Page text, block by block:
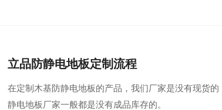
立品防静电地板定制流程
在定制木基防静电地板的产品，我们厂家是没有现货
静电地板厂家一般都是没有成品库存的。